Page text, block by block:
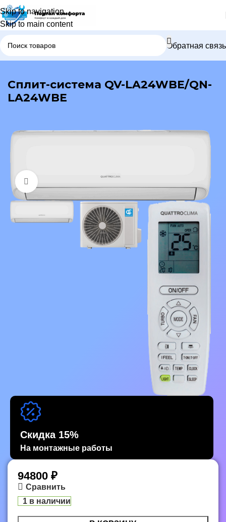
Skip to navigation
Skip to main content
Обратная связь
В каталог
Сплит-система QV-LA24WBE/QN-
LA24WBE
Нажмите, чтобы увеличить изображение
Скидка 15%
На монтажные работы
94800 ₽
Сравнить
1 в наличии